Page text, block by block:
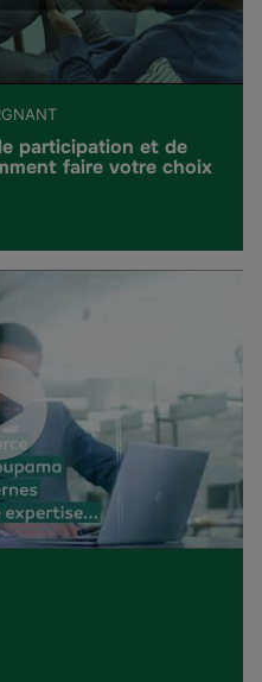
participation et de
faire votre choix